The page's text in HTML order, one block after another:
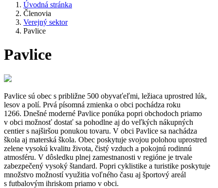
Úvodná stránka
Členovia
Verejný sektor
Pavlice
Pavlice
Pavlice sú obec s približne 500 obyvaťeľmi, ležiaca uprostred lúk,
lesov a polí. Prvá písomná zmienka o obci pochádza roku
1266. Dnešné moderné Pavlice ponúka popri obchodoch priamo
v obci možnosť dostať sa pohodlne aj do veľkých nákupných
centier s najširšou ponukou tovaru. V obci Pavlice sa nachádza
škola aj materská škola. Obec poskytuje svojou polohou uprostred
zelene vysokú kvalitu života, čistý vzduch a pokojnú rodinnú
atmosféru. V dôsledku plnej zamestnanosti v regióne je trvale
zabezpečený vysoký štandard. Popri cyklistike a turistike poskytuje
množstvo možností využitia voľného času aj športový areál
s futbalovým ihriskom priamo v obci.